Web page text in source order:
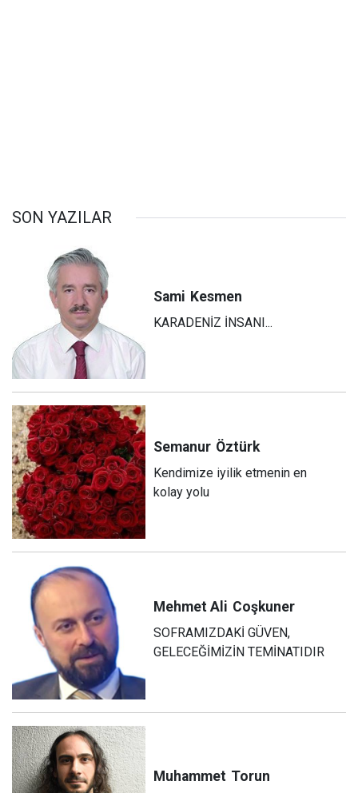
SON YAZILAR
Sami Kesmen
KARADENİZ İNSANI...
Semanur Öztürk
Kendimize iyilik etmenin en
kolay yolu
Mehmet Ali Coşkuner
SOFRAMIZDAKİ GÜVEN,
GELECEĞİMİZİN TEMİNATIDIR
Muhammet Torun